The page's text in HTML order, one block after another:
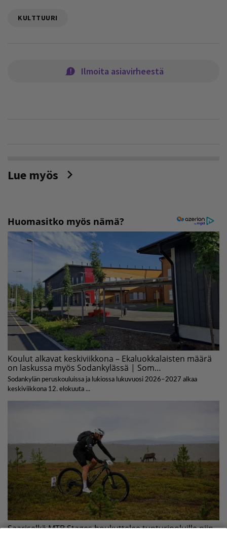
KULTTUURI
Ilmoita asiavirheestä
Lue myös